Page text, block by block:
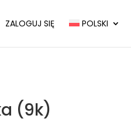
ZALOGUJ SIĘ POLSKI
(9k)